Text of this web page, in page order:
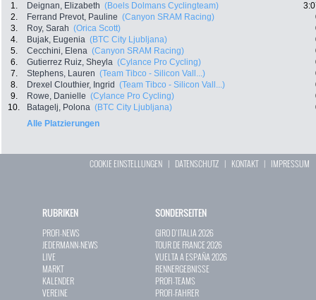
1. Deignan, Elizabeth (Boels Dolmans Cyclingteam)
2.
Ferrand Prevot, Pauline (Canyon SRAM Racing)
3.
Roy, Sarah (Orica Scott)
4.
Bujak, Eugenia (BTC City Ljubljana)
5.
Cecchini, Elena (Canyon SRAM Racing)
6.
Gutierrez Ruiz, Sheyla (Cylance Pro Cycling)
7.
Stephens, Lauren (Team Tibco - Silicon Vall...)
8.
Drexel Clouthier, Ingrid (Team Tibco - Silicon Vall...)
9.
Rowe, Danielle (Cylance Pro Cycling)
10.
Batagelj, Polona (BTC City Ljubljana)
Alle Platzierungen
COOKIE EINSTELLUNGEN | DATENSCHUTZ | KONTAKT| IMPRESSUM
RUBRIKEN
PROFI-NEWS
JEDERMANN-NEWS
LIVE
MARKT
KALENDER
VEREINE
SONDERSEITEN
GIRO D`ITALIA 2026
TOUR DE FRANCE 2026
VUELTA A ESPAÑA 2026
RENNERGEBNISSE
PROFI-TEAMS
PROFI-FAHRER